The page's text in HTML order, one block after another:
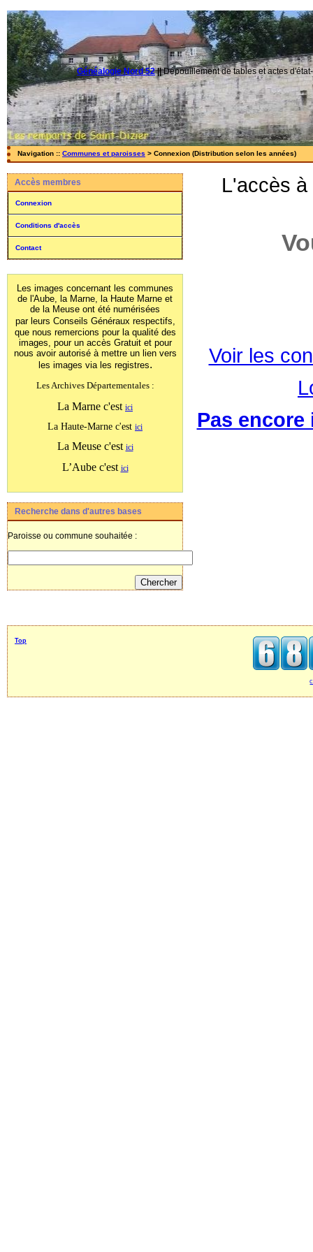
Généalogie Nord 52||Dépouillement de tables et actes
Navigation :: Communes et paroisses > Connexion (Distribution selon les années)
Accès membres
Connexion
Conditions d'accès
Contact
Les images concernant les communes
de l'Aube, la Marne, la Haute Marne et
de la Meuse ont été numérisées
par leurs Conseils Généraux respectifs,
que nous remercions pour la qualité des
images, pour un accès Gratuit et pour
nous avoir autorisé à mettre un lien vers
les images via les registres.
Les Archives Départementales :
La Marne c'est ici
La Haute-Marne c'est ici
La Meuse c'est ici
L’Aube c'est ici
Recherche dans d'autres bases
Paroisse ou commune souhaitée :
L'accès
Voir les
Pas
Top